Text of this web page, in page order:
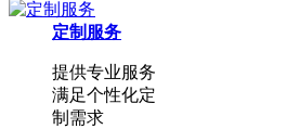
定制服务
提供专业服务
满足个性化定
制需求